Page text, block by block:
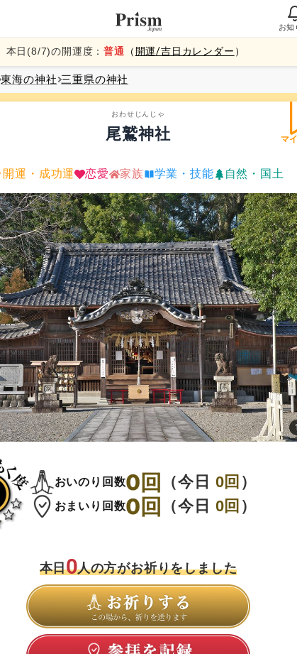
お知
本日(8/7)の開運度：普通 （ 開運/吉日カレンダー ）
東海の神社 三重県の神社
マ
おわせじんじゃ
尾鷲神社
開運・成功運 恋愛 家族 学業・技能 自然・国土
1
おいのり回数0回 （今日 0回 ）
おまいり回数0回 （今日 0回 ）
本日0人の方がお祈りをしました